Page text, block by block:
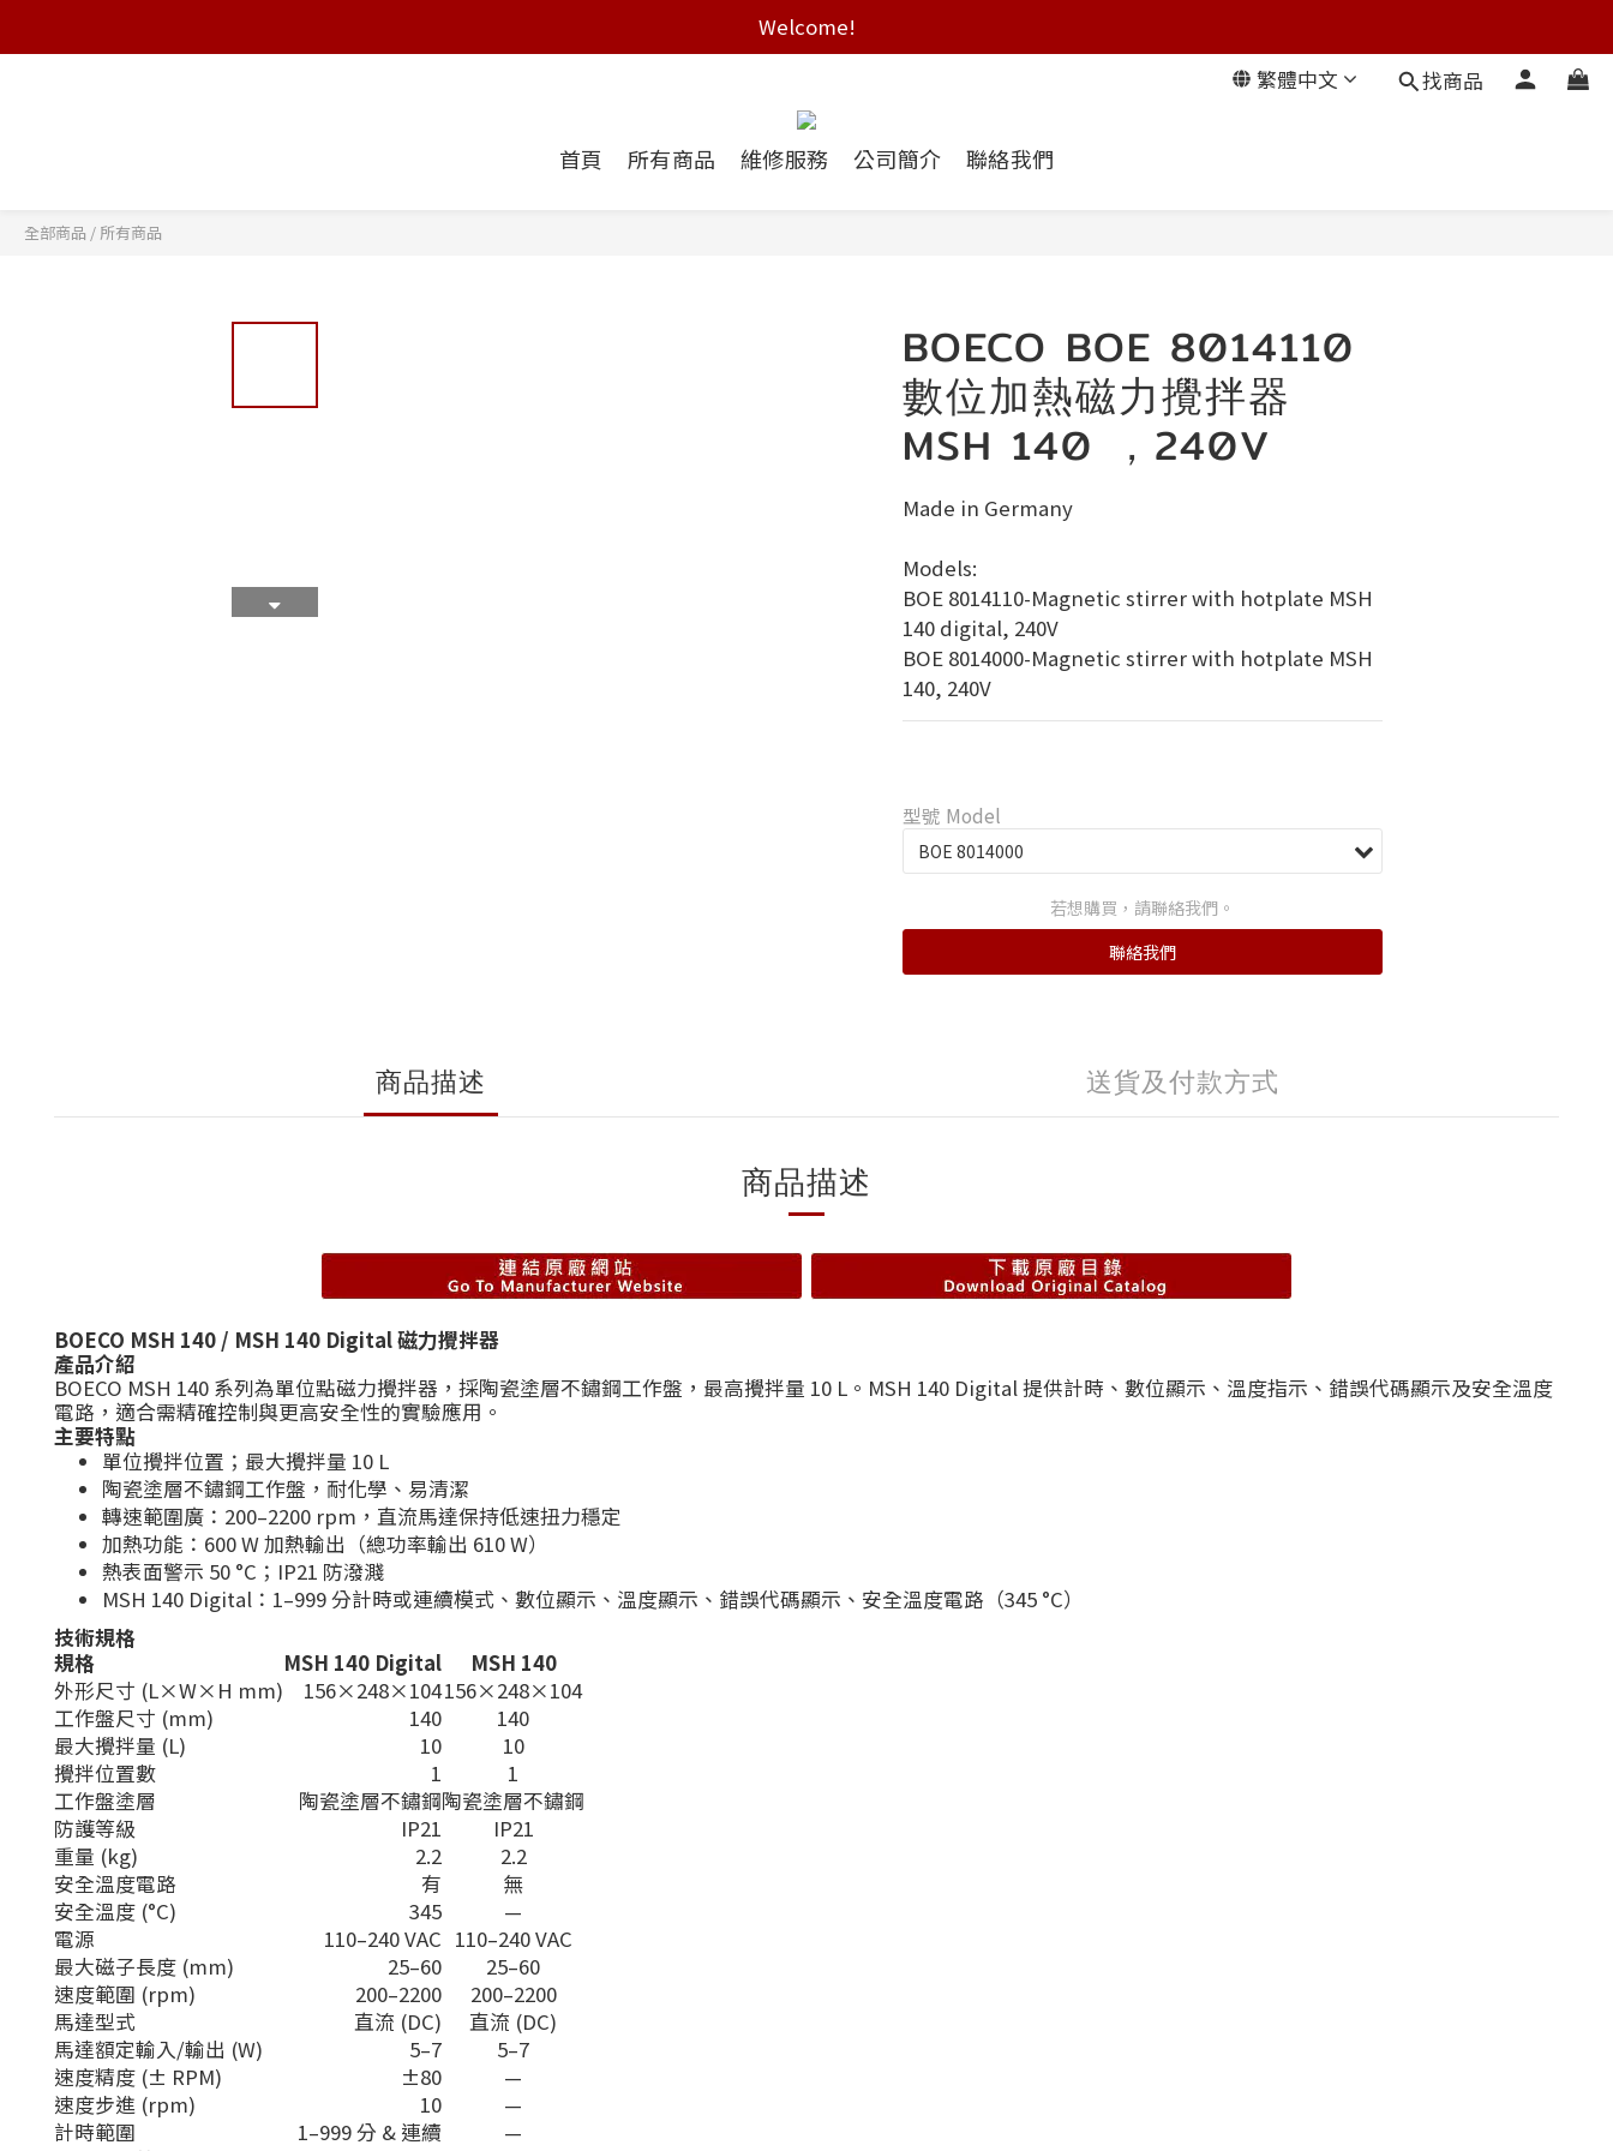
Free shipping on HK orders over $2000
Welcome!
繁體中文 找商品
首頁 所有商品 維修服務 公司簡介 聯絡我們
全部商品 / 所有商品
BOECO BOE 8014110
數位加熱磁力攪拌器
MSH 140 ，240V
Made in Germany
Models:
BOE 8014110-Magnetic stirrer with hotplate MSH
140 digital, 240V
BOE 8014000-Magnetic stirrer with hotplate MSH
140, 240V
型號 Model
若想購買，請聯絡我們。
聯絡我們
商品描述 送貨及付款方式
商品描述
BOECO MSH 140 / MSH 140 Digital 磁力攪拌器
產品介紹
BOECO MSH 140 系列為單位點磁力攪拌器，採陶瓷塗層不鏽鋼工作盤，最高攪拌量 10 L。MSH 140 Digital 提供計時、數位顯示、溫度指示、錯誤代碼顯示及安全溫度
電路，適合需精確控制與更高安全性的實驗應用。
主要特點
單位攪拌位置；最大攪拌量 10 L
陶瓷塗層不鏽鋼工作盤，耐化學、易清潔
轉速範圍廣：200–2200 rpm，直流馬達保持低速扭力穩定
加熱功能：600 W 加熱輸出（總功率輸出 610 W）
熱表面警示 50 °C；IP21 防潑濺
MSH 140 Digital：1–999 分計時或連續模式、數位顯示、溫度顯示、錯誤代碼顯示、安全溫度電路（345 °C）
技術規格
規格
MSH 140 Digital
MSH 140
外形尺寸 (L×W×H mm)
156×248×104156×248×104
工作盤尺寸 (mm)
140
140
最大攪拌量 (L)
10
10
攪拌位置數
1
1
工作盤塗層
陶瓷塗層不鏽鋼陶瓷塗層不鏽鋼
防護等級
IP21
IP21
重量 (kg)
2.2
2.2
安全溫度電路
有
無
安全溫度 (°C)
345
—
電源
110–240 VAC 110–240 VAC
最大磁子長度 (mm)
25–60
25–60
速度範圍 (rpm)
200–2200
200–2200
馬達型式
直流 (DC)
直流 (DC)
馬達額定輸入/輸出 (W)
5–7
5–7
速度精度 (± RPM)
±80
—
速度步進 (rpm)
10
—
計時範圍
1–999 分 & 連續
—